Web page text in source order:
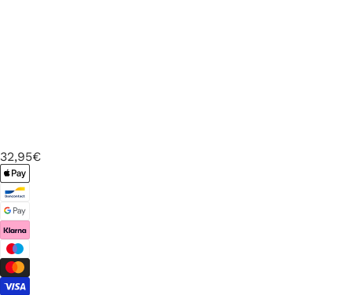
32,95€